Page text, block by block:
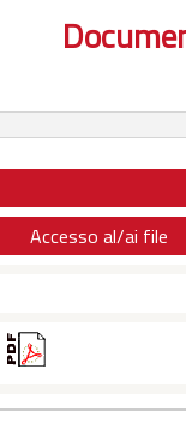
Accesso al/ai file